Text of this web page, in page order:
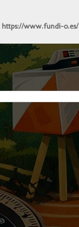
https://www.fundi-o.es/